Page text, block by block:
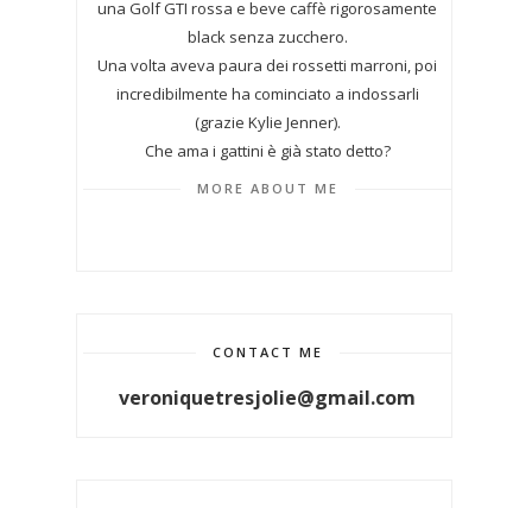
una Golf GTI rossa e beve caffè rigorosamente
black senza zucchero.
Una volta aveva paura dei rossetti marroni, poi
incredibilmente ha cominciato a indossarli
(grazie Kylie Jenner).
Che ama i gattini è già stato detto?
MORE ABOUT ME
CONTACT ME
veroniquetresjolie@gmail.com